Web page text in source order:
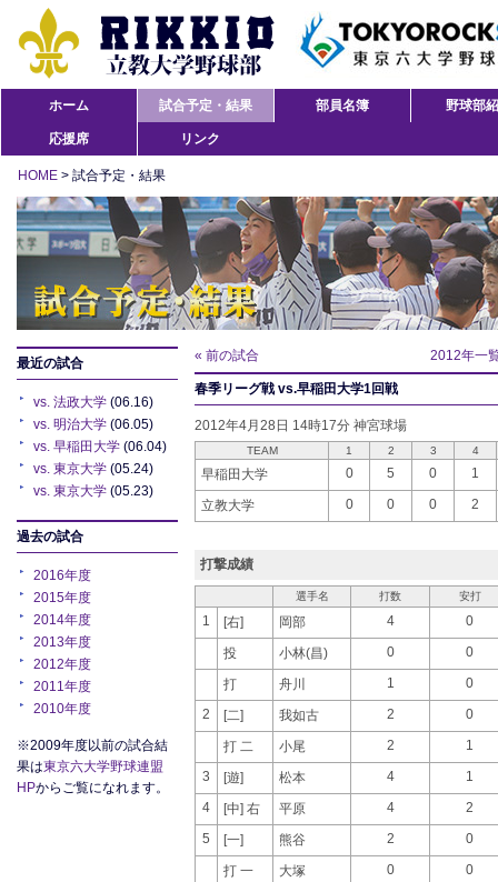
ホーム 試合予定・結果 部員名簿 野球部
応援席 リンク
HOME > 試合予定・結果
最近の試合
vs. 法政大学 (06.16)
vs. 明治大学 (06.05)
vs. 早稲田大学 (06.04)
vs. 東京大学 (05.24)
vs. 東京大学 (05.23)
過去の試合
2016年度
2015年度
2014年度
2013年度
2012年度
2011年度
2010年度
※2009年度以前の試合結
果は東京六大学野球連盟
HPからご覧になれます。
« 前の試合 2012年一
春季リーグ戦 vs.早稲田大学1回戦
2012年4月28日 14時17分 神宮球場
TEAM 1 2 3 4
早稲田大学 0 5 0 1
立教大学 0 0 0 2
打撃成績
選手名 打数 安打
1 [右] 岡部 4 0
投 小林(昌) 0 0
打 舟川 1
0
2
[二] 我如古 2 0
打 二 小尾 2
1
3
[遊] 松本 4
1
4
[中] 右 平原 4
2
5
[一] 熊谷 2 0
打 一 大塚 0 0